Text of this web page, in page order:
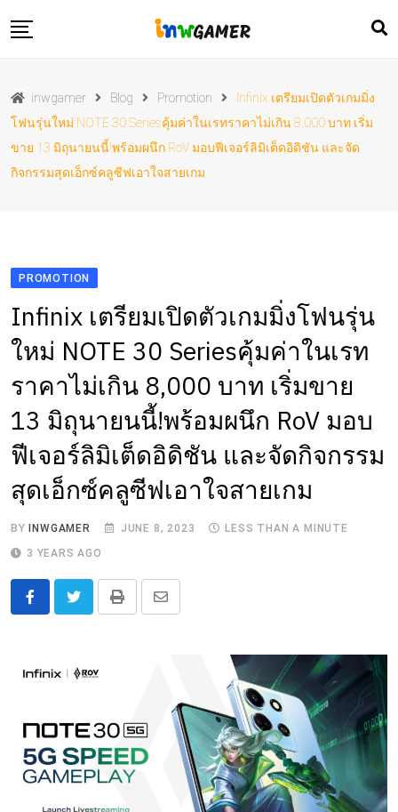
ข่าวเกม
ข่าวไอที
โปรโมชั่น
inwgamer Blog Promotion
Infinix เตรียมเปิดตัวเกมมิ่ง
โฟนรุ่นใหม่ NOTE 30 Seriesคุ้มค่าในเรทราคาไม่เกิน 8,000 บาท เริ่ม
ขาย 13 มิถุนายนนี้!พร้อมผนึก RoV มอบฟีเจอร์ลิมิเต็ดอิดิชัน และจัด
กิจกรรมสุดเอ็กซ์คลูซีฟเอาใจสายเกม
PROMOTION
Infinix เตรียมเปิดตัวเกมมิ่งโฟนรุ่น
ใหม่ NOTE 30 Seriesคุ้มค่าในเรท
ราคาไม่เกิน 8,000 บาท เริ่มขาย
13 มิถุนายนนี้!พร้อมผนึก RoV มอบ
ฟีเจอร์ลิมิเต็ดอิดิชัน และจัดกิจกรรม
สุดเอ็กซ์คลูซีฟเอาใจสายเกม
BY INWGAMER JUNE 8, 2023
LESS THAN A MINUTE
3 YEARS AGO
Print
Share